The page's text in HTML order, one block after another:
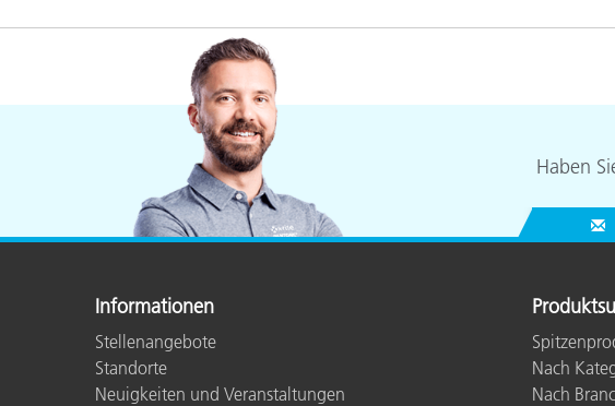
Haben
Informationen
Stellenangebote
Standorte
Neuigkeiten und Veranstaltungen
Nach
Nach